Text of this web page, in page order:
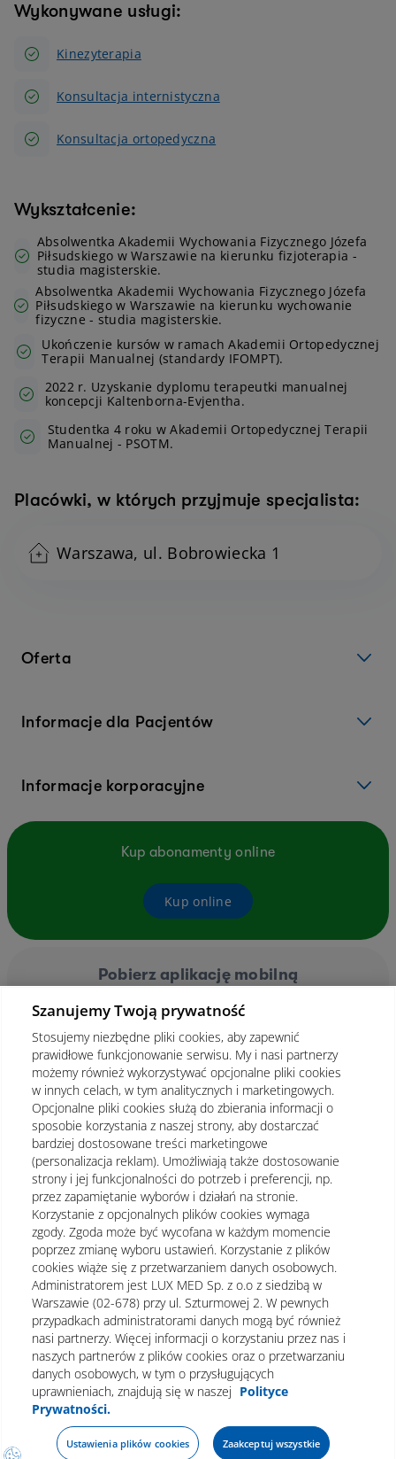
Wykonywane usługi:
Kinezyterapia
Konsultacja internistyczna
Konsultacja ortopedyczna
Wykształcenie:
Absolwentka Akademii Wychowania Fizycznego Józefa
Piłsudskiego w Warszawie na kierunku fizjoterapia -
studia magisterskie.
Absolwentka Akademii Wychowania Fizycznego Józefa
Piłsudskiego w Warszawie na kierunku wychowanie
fizyczne - studia magisterskie.
Ukończenie kursów w ramach Akademii Ortopedycznej
Terapii Manualnej (standardy IFOMPT).
2022 r. Uzyskanie dyplomu terapeutki manualnej
koncepcji Kaltenborna-Evjentha.
Studentka 4 roku w Akademii Ortopedycznej Terapii
Manualnej - PSOTM.
Placówki, w których przyjmuje specjalista:
Warszawa, ul. Bobrowiecka 1
Umów wizytę
Oferta
Informacje dla Pacjentów
Informacje korporacyjne
Kup abonamenty online
Kup online
Pobierz aplikację mobilną
Polityka prywatności Notka prawna
Dane osobowe Mapa strony
Oświadczenie o dostępności
Szanujemy Twoją prywatność
Stosujemy niezbędne pliki cookies, aby zapewnić
prawidłowe funkcjonowanie serwisu. My i nasi partnerzy
możemy również wykorzystywać opcjonalne pliki cookies
w innych celach, w tym analitycznych i marketingowych.
Opcjonalne pliki cookies służą do zbierania informacji o
sposobie korzystania z naszej strony, aby dostarczać
bardziej dostosowane treści marketingowe
(personalizacja reklam). Umożliwiają także dostosowanie
strony i jej funkcjonalności do potrzeb i preferencji, np.
przez zapamiętanie wyborów i działań na stronie.
Korzystanie z opcjonalnych plików cookies wymaga
zgody. Zgoda może być wycofana w każdym momencie
poprzez zmianę wyboru ustawień. Korzystanie z plików
cookies wiąże się z przetwarzaniem danych osobowych.
Administratorem jest LUX MED Sp. z o.o z siedzibą w
Warszawie (02-678) przy ul. Szturmowej 2. W pewnych
przypadkach administratorami danych mogą być również
nasi partnerzy. Więcej informacji o korzystaniu przez nas i
naszych partnerów z plików cookies oraz o przetwarzaniu
danych osobowych, w tym o przysługujących
uprawnieniach, znajdują się w naszej Polityce
Prywatności.
Ustawienia plików cookies Zaakceptuj wszystkie